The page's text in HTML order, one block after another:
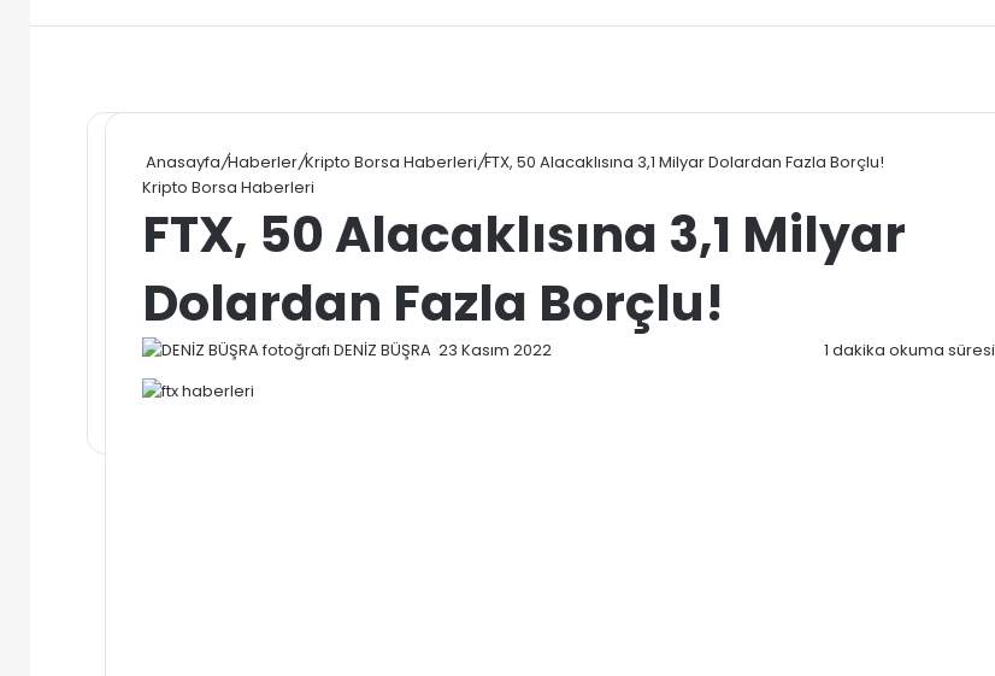
Anasayfa/Haberler/Kripto Borsa Haberleri/FTX, 50 Alacaklısına 3,1 Milyar Dolardan Fazla Borçlu!
Kripto Borsa Haberleri
FTX, 50 Alacaklısına 3,1 Milyar
Dolardan Fazla Borçlu!
DENİZ BÜŞRA Bir
23 Kasım 2022 1 dakika okuma süresi